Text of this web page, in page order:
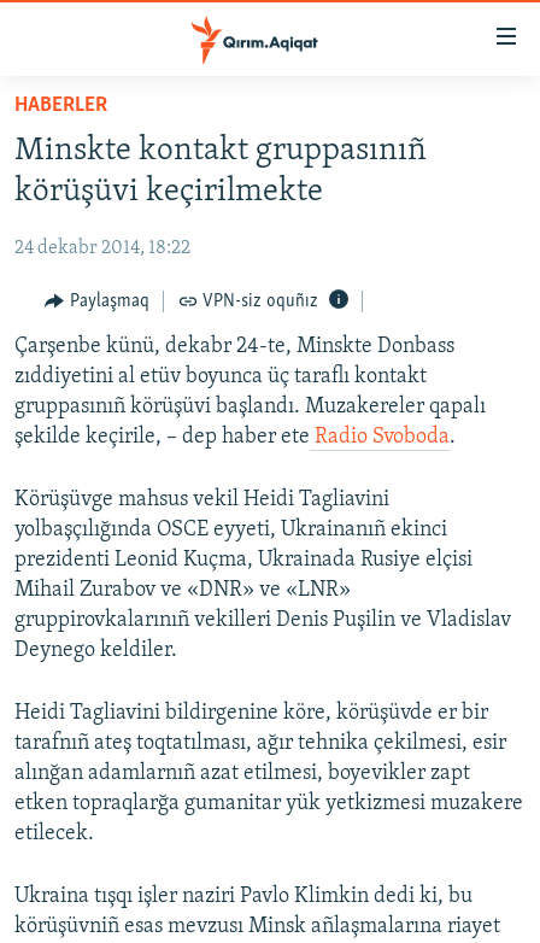
Esas
qaytmaq
Baş
navigatsiyağa
qaytmaq
qaytmaq
HABERLER
İQTİSADİYAT
CEMİYET
MEDENİYET
İNSAN AQLARI
VİDEO
SÜRET
FİKİR
Русский
Українською
RFE/RS bütün saytları
HABERLER
Minskte kontakt gruppasınıñ
körüşüvi keçirilmekte
24 dekabr 2014, 18:22
Paylaşmaq VPN-siz oquñız
Çarşenbe künü, dekabr 24-te, Minskte Donbass
zıddiyetini al etüv boyunca üç taraflı kontakt
gruppasınıñ körüşüvi başlandı. Muzakereler qapalı
şekilde keçirile, – dep haber ete Radio Svoboda.
Körüşüvge mahsus vekil Heidi Tagliavini
yolbaşçılığında OSCE eyyeti, Ukrainanıñ ekinci
prezidenti Leonid Kuçma, Ukrainada Rusiye elçisi
Mihail Zurabov ve «DNR» ve «LNR»
gruppirovkalarınıñ vekilleri Denis Puşilin ve Vladislav
Deynego keldiler.
Heidi Tagliavini bildirgenine köre, körüşüvde er bir
tarafnıñ ateş toqtatılması, ağır tehnika çekilmesi, esir
alınğan adamlarnıñ azat etilmesi, boyevikler zapt
etken topraqlarğa gumanitar yük yetkizmesi muzakere
etilecek.
Ukraina tışqı işler naziri Pavlo Klimkin dedi ki, bu
körüşüvniñ esas mevzusı Minsk añlaşmalarına riayet